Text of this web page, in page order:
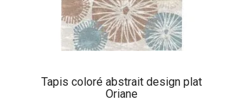
Tapis coloré abstrait design plat
Oriane